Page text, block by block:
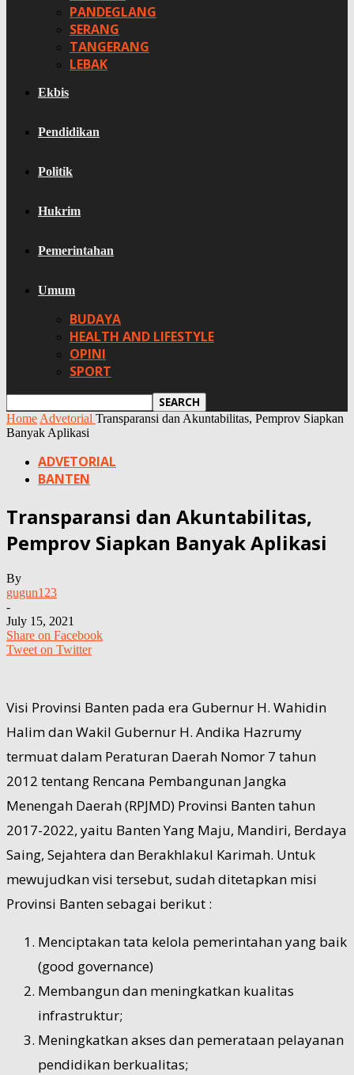
PANDEGLANG
SERANG
TANGERANG
LEBAK
Ekbis
Pendidikan
Politik
Hukrim
Pemerintahan
Umum
BUDAYA
HEALTH AND LIFESTYLE
OPINI
SPORT
Home Advetorial Transparansi dan Akuntabilitas, Pemprov Siapkan
Banyak Aplikasi
ADVETORIAL
BANTEN
Transparansi dan Akuntabilitas,
Pemprov Siapkan Banyak Aplikasi
By
gugun123
-
July 15, 2021
Share on Facebook
Tweet on Twitter
Visi Provinsi Banten pada era Gubernur H. Wahidin
Halim dan Wakil Gubernur H. Andika Hazrumy
termuat dalam Peraturan Daerah Nomor 7 tahun
2012 tentang Rencana Pembangunan Jangka
Menengah Daerah (RPJMD) Provinsi Banten tahun
2017-2022, yaitu Banten Yang Maju, Mandiri, Berdaya
Saing, Sejahtera dan Berakhlakul Karimah. Untuk
mewujudkan visi tersebut, sudah ditetapkan misi
Provinsi Banten sebagai berikut :
Menciptakan tata kelola pemerintahan yang baik
(good governance)
Membangun dan meningkatkan kualitas
infrastruktur;
Meningkatkan akses dan pemerataan pelayanan
pendidikan berkualitas;